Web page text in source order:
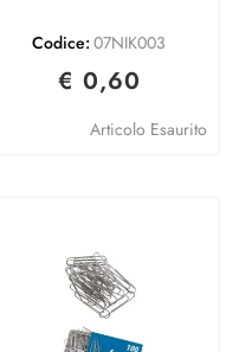
Codice: 07NIK003
€ 0,60
Articolo Esaurito